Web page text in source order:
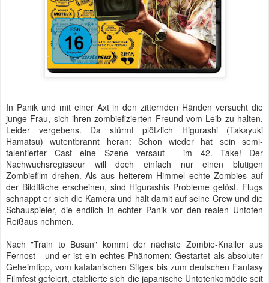
In Panik und mit einer Axt in den zitternden Händen versucht die
junge Frau, sich ihren zombiefizierten Freund vom Leib zu halten.
Leider vergebens. Da stürmt plötzlich Higurashi (Takayuki
Hamatsu) wutentbrannt heran: Schon wieder hat sein semi-
talentierter Cast eine Szene versaut - im 42. Take! Der
Nachwuchsregisseur will doch einfach nur einen blutigen
Zombiefilm drehen. Als aus heiterem Himmel echte Zombies auf
der Bildfläche erscheinen, sind Higurashis Probleme gelöst. Flugs
schnappt er sich die Kamera und hält damit auf seine Crew und die
Schauspieler, die endlich in echter Panik vor den realen Untoten
Reißaus nehmen.
Nach "Train to Busan" kommt der nächste Zombie-Knaller aus
Fernost - und er ist ein echtes Phänomen: Gestartet als absoluter
Geheimtipp, vom katalanischen Sitges bis zum deutschen Fantasy
Filmfest gefeiert, etablierte sich die japanische Untotenkomödie seit